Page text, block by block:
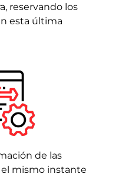
reservando los
esta última
de las
mismo instante